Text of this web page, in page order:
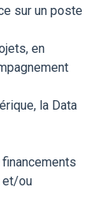
sur un poste
en
la Data
et/ou